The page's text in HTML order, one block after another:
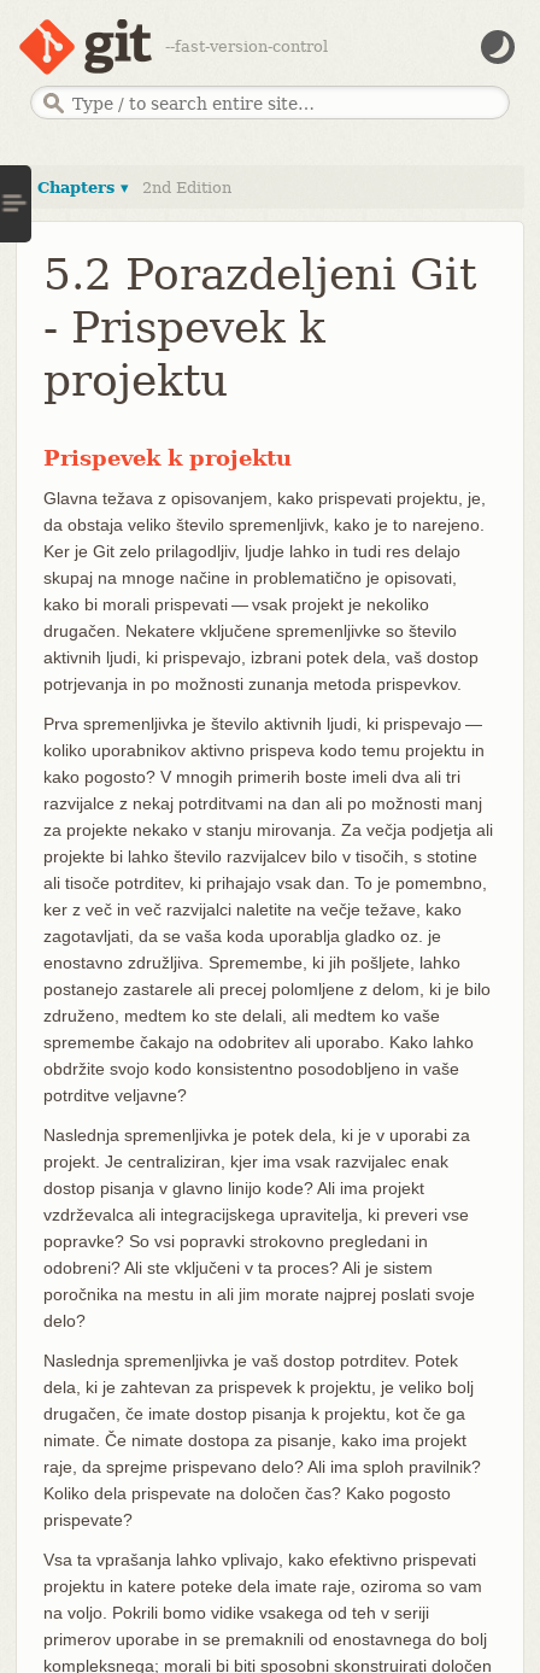
--fast-version-control
Chapters ▾ 2nd Edition
5.2 Porazdeljeni Git
- Prispevek k
projektu
Prispevek k projektu
Glavna težava z opisovanjem, kako prispevati projektu, je,
da obstaja veliko število spremenljivk, kako je to narejeno.
Ker je Git zelo prilagodljiv, ljudje lahko in tudi res delajo
skupaj na mnoge načine in problematično je opisovati,
kako bi morali prispevati — vsak projekt je nekoliko
drugačen. Nekatere vključene spremenljivke so število
aktivnih ljudi, ki prispevajo, izbrani potek dela, vaš dostop
potrjevanja in po možnosti zunanja metoda prispevkov.
Prva spremenljivka je število aktivnih ljudi, ki prispevajo —
koliko uporabnikov aktivno prispeva kodo temu projektu in
kako pogosto? V mnogih primerih boste imeli dva ali tri
razvijalce z nekaj potrditvami na dan ali po možnosti manj
za projekte nekako v stanju mirovanja. Za večja podjetja ali
projekte bi lahko število razvijalcev bilo v tisočih, s stotine
ali tisoče potrditev, ki prihajajo vsak dan. To je pomembno,
ker z več in več razvijalci naletite na večje težave, kako
zagotavljati, da se vaša koda uporablja gladko oz. je
enostavno združljiva. Spremembe, ki jih pošljete, lahko
postanejo zastarele ali precej polomljene z delom, ki je bilo
združeno, medtem ko ste delali, ali medtem ko vaše
spremembe čakajo na odobritev ali uporabo. Kako lahko
obdržite svojo kodo konsistentno posodobljeno in vaše
potrditve veljavne?
Naslednja spremenljivka je potek dela, ki je v uporabi za
projekt. Je centraliziran, kjer ima vsak razvijalec enak
dostop pisanja v glavno linijo kode? Ali ima projekt
vzdrževalca ali integracijskega upravitelja, ki preveri vse
popravke? So vsi popravki strokovno pregledani in
odobreni? Ali ste vključeni v ta proces? Ali je sistem
poročnika na mestu in ali jim morate najprej poslati svoje
delo?
Naslednja spremenljivka je vaš dostop potrditev. Potek
dela, ki je zahtevan za prispevek k projektu, je veliko bolj
drugačen, če imate dostop pisanja k projektu, kot če ga
nimate. Če nimate dostopa za pisanje, kako ima projekt
raje, da sprejme prispevano delo? Ali ima sploh pravilnik?
Koliko dela prispevate na določen čas? Kako pogosto
prispevate?
Vsa ta vprašanja lahko vplivajo, kako efektivno prispevati
projektu in katere poteke dela imate raje, oziroma so vam
na voljo. Pokrili bomo vidike vsakega od teh v seriji
primerov uporabe in se premaknili od enostavnega do bolj
kompleksnega; morali bi biti sposobni skonstruirati določen